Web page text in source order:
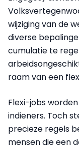
wijziging van de
diverse
cumulatie te
raam van een
Flexi-jobs
indieners. Toch
precieze regels
mensen die een